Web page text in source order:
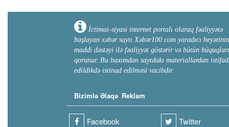
İctimai-siyasi internet portalı olaraq fəaliyyətə
başlayan xəbər saytı Xəbər100.com yaradıcı heyətinin
maddi dəstəyi ilə fəaliyyət göstərir və bütün hüquqları
qorunur. Bu baxımdan saytdakı materiallardan
edildikdə istinad edilməsi vacibdir.
Bizimlə Əlaqə Reklam
Facebook Twitter